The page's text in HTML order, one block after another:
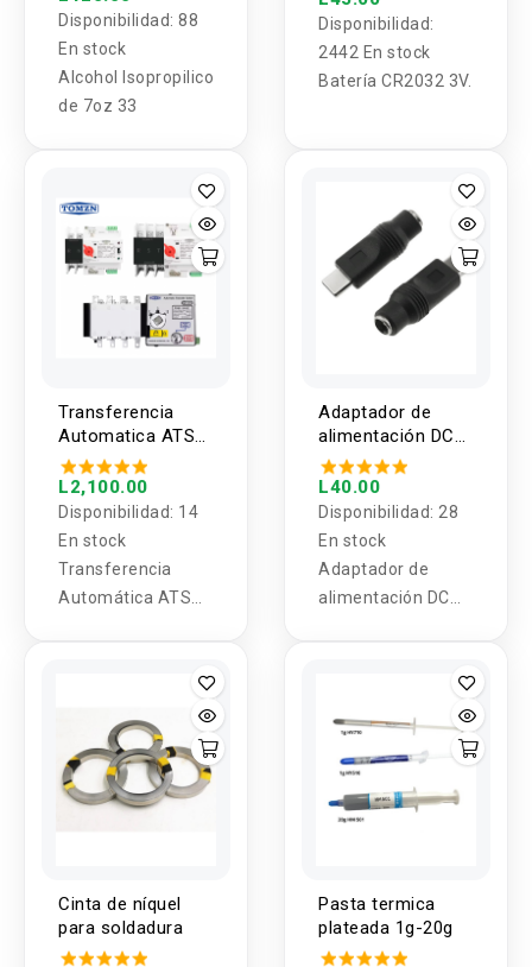
Disponibilidad: 88
En stock
Alcohol Isopropilico
de 7oz 33
Disponibilidad:
2442 En stock
Batería CR2032 3V.
Transferencia
Automatica ATS
para riel DIN
TOMZN 2P-4P
100A-250A
110/220V 60Hz
L2,100.00
Disponibilidad: 14
En stock
Transferencia
Automática ATS
Adaptador de
alimentación DC
5.5*2.1 a USB tipo
C
L40.00
Disponibilidad: 28
En stock
Adaptador de
alimentación DC
Cinta de níquel
para soldadura
Pasta termica
plateada 1g-20g